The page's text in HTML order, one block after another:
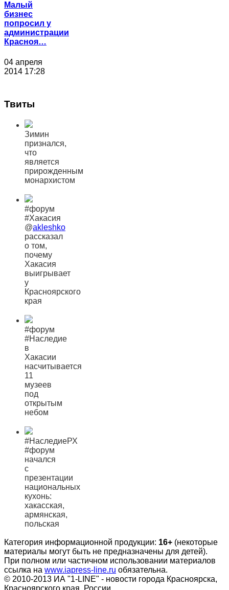
Малый
бизнес
попросил у
администрации
Красноя…
04 апреля
2014 17:28
Твиты
Зимин
признался,
что
является
прирожденным
монархистом
#форум
#Хакасия
@akleshko
рассказал
о том,
почему
Хакасия
выигрывает
у
Красноярского
края
#форум
#Наследие
в
Хакасии
насчитывается
11
музеев
под
открытым
небом
#НаследиеРХ
#форум
начался
с
презентации
национальных
кухонь:
хакасская,
армянская,
польская
Категория информационной продукции: 16+ (некоторые
материалы могут быть не предназначены для детей).
При полном или частичном использовании материалов
ссылка на www.iapress-line.ru обязательна.
© 2010-2013 ИА "1-LINE" - новости города Красноярска,
Красноярского края, России.